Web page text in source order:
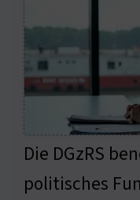
Die DGzRS
politisches